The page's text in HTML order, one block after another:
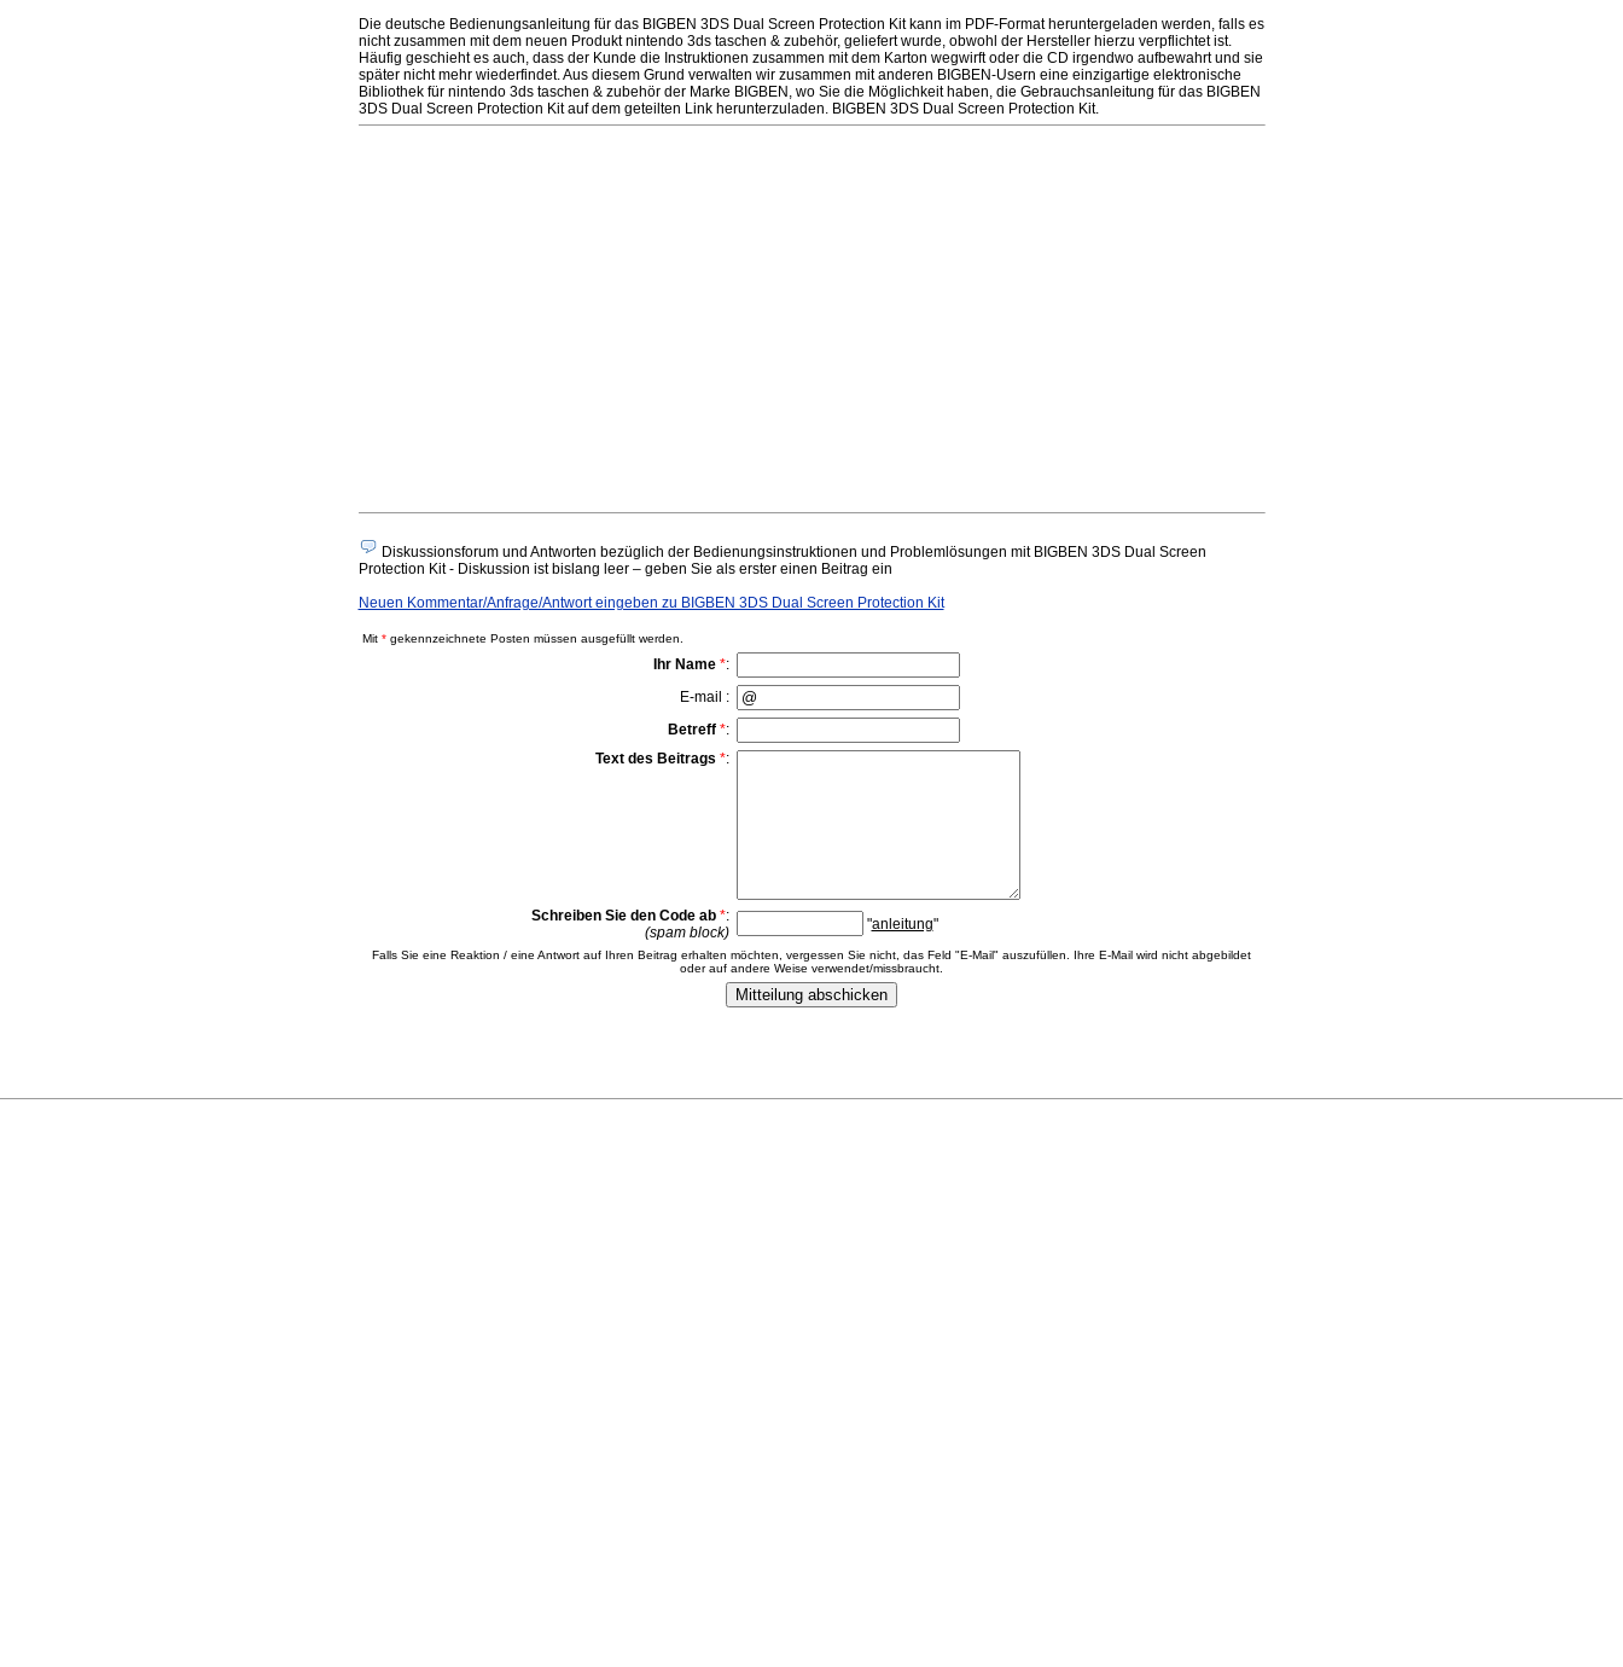
Die deutsche Bedienungsanleitung für das BIGBEN 3DS Dual Screen Protection Kit kann im PDF-Format heruntergeladen werden, falls es
nicht zusammen mit dem neuen Produkt nintendo 3ds taschen & zubehör, geliefert wurde, obwohl der Hersteller hierzu verpflichtet ist.
Häufig geschieht es auch, dass der Kunde die Instruktionen zusammen mit dem Karton wegwirft oder die CD irgendwo aufbewahrt und sie
später nicht mehr wiederfindet. Aus diesem Grund verwalten wir zusammen mit anderen BIGBEN-Usern eine einzigartige elektronische
Bibliothek für nintendo 3ds taschen & zubehör der Marke BIGBEN, wo Sie die Möglichkeit haben, die Gebrauchsanleitung für das BIGBEN
3DS Dual Screen Protection Kit auf dem geteilten Link herunterzuladen. BIGBEN 3DS Dual Screen Protection Kit.
Diskussionsforum und Antworten bezüglich der Bedienungsinstruktionen und Problemlösungen mit BIGBEN 3DS Dual Screen
Protection Kit - Diskussion ist bislang leer – geben Sie als erster einen Beitrag ein
Neuen Kommentar/Anfrage/Antwort eingeben zu BIGBEN 3DS Dual Screen Protection Kit
Mit *gekennzeichnete Posten müssen ausgefüllt werden.
Ihr Name *:
E-mail :
Betreff *:
Text des Beitrags *:
Schreiben Sie den Code ab *:
(spam block)
"anleitung"
Falls Sie eine Reaktion / eine Antwort auf Ihren Beitrag erhalten möchten, vergessen Sie nicht, das Feld "E-Mail" auszufüllen. Ihre E-Mail wird nicht abgebildet
oder auf andere Weise verwendet/missbraucht.